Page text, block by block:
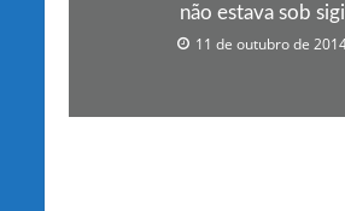
não estava sob
11 de outubro de